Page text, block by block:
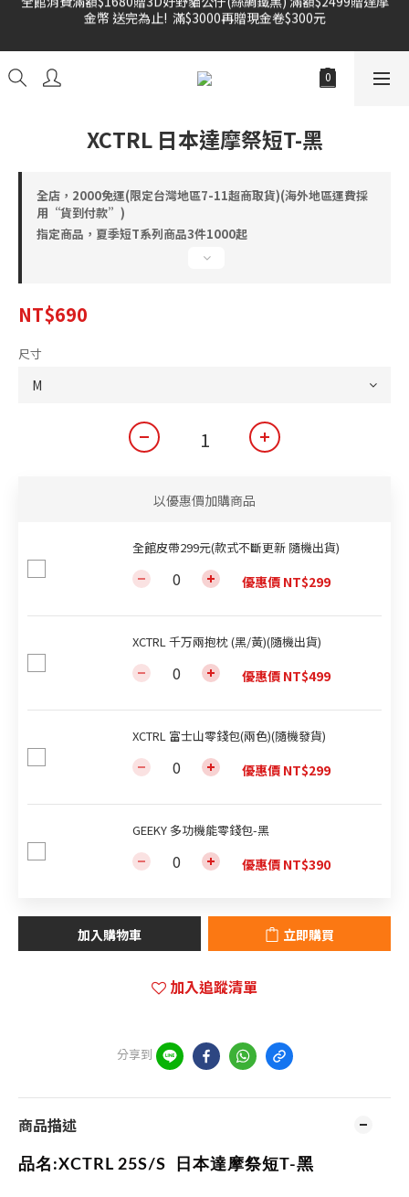
雙倍奉還 歡慶父親節全館褲類任選兩件88折!!!
金幣 送完為止!  滿$3000再贈現金卷$300元
雙倍奉還 歡慶父親節全館褲類任選兩件88折!!!
XCTRL 日本達摩祭短T-黑
全店，2000免運(限定台灣地區7-11超商取貨)(海外地區運費採
用“貨到付款”)
指定商品，夏季短T系列商品3件1000起
NT$690
尺寸
以優惠價加購商品
全館皮帶299元(款式不斷更新 隨機出貨)
優惠價 NT$299
XCTRL 千万兩抱枕 (黑/黃)(隨機出貨)
優惠價 NT$499
XCTRL 富士山零錢包(兩色)(隨機發貨)
優惠價 NT$299
GEEKY 多功機能零錢包-黑
優惠價 NT$390
加入購物車 立即購買
加入追蹤清單
分享到
商品描述
品名:XCTRL 25S/S 日本達摩祭短T-黑